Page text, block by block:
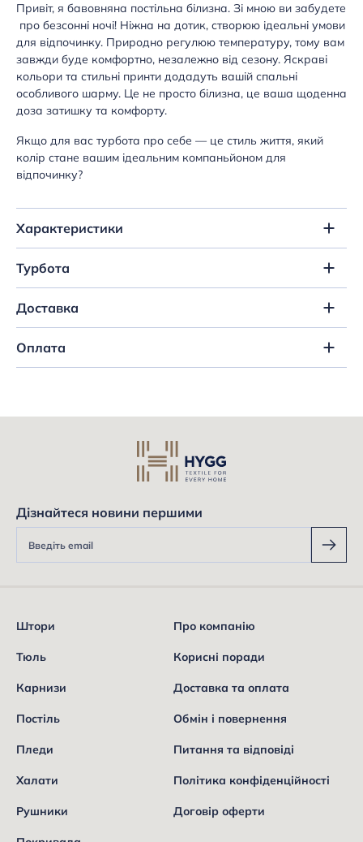
Привіт, я бавовняна постільна білизна. Зі мною ви забудете
про безсонні ночі! Ніжна на дотик, створюю ідеальні умови
для відпочинку. Природно регулюю температуру, тому вам
завжди буде комфортно, незалежно від сезону. Яскраві
кольори та стильні принти додадуть вашій спальні
особливого шарму. Це не просто білизна, це ваша щоденна
доза затишку та комфорту.
Якщо для вас турбота про себе — це стиль життя, який
колір стане вашим ідеальним компаньйоном для
відпочинку?
Характеристики
Турбота
Доставка
Оплата
Дізнайтеся новини першими
Штори
Тюль
Карнизи
Постіль
Пледи
Халати
Рушники
Про компанію
Корисні поради
Доставка та оплата
Обмін і повернення
Питання та відповіді
Політика конфіденційності
Договір оферти